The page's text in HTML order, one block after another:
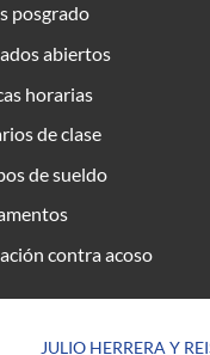
posgrado
abiertos
horarias
de clase
de sueldo
contra acoso
JULIO HERRERA Y